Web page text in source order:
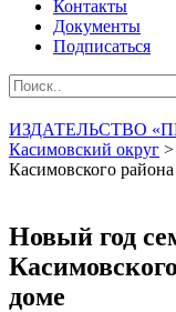
Контакты
Документы
Подписаться
ИЗДАТЕЛЬСТВО
Касимовский округ >
Касимовского
Новый год
доме